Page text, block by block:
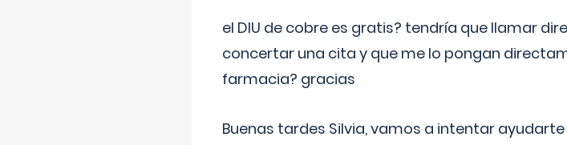
el DIU de cobre es gratis? tendría que llamar
concertar una cita y que me lo pongan
farmacia? gracias
Buenas tardes Silvia, vamos a intentar